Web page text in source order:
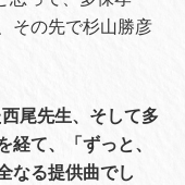
その先で杉山勝彦
尾先生、そして多
て、「ずっと、
なる提供曲でし